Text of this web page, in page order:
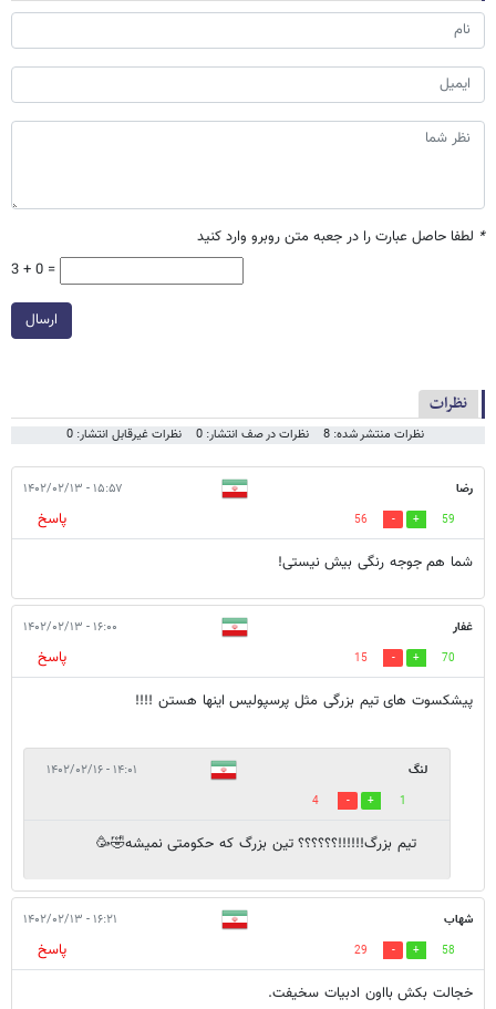
* لطفا حاصل عبارت را در جعبه متن روبرو وارد کنید
3 + 0 =
ارسال
نظرات
نظرات منتشر شده: 8 نظرات در صف انتشار: 0 نظرات غیرقابل انتشار: 0
رضا ۱۵:۵۷ - ۱۴۰۲/۰۲/۱۳
59
56
پاسخ
شما هم جوجه رنگی بیش نیستی!
غفار ۱۶:۰۰ - ۱۴۰۲/۰۲/۱۳
70
15
پاسخ
پیشکسوت های تیم بزرگی مثل پرسپولیس اینها هستن !!!!
لنگ‌ ۱۴:۰۱ - ۱۴۰۲/۰۲/۱۶
1
4
تیم بزرگ!!!!!!؟؟؟؟؟؟ تین بزرگ که حکومتی نمیشه🤣🥳
شهاب ۱۶:۲۱ - ۱۴۰۲/۰۲/۱۳
58
29
پاسخ
خجالت بکش بااون ادبیات سخیفت.